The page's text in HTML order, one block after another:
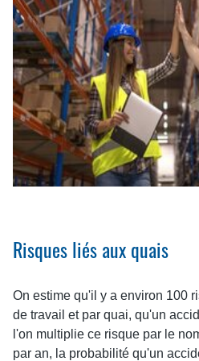
Risques liés aux quais
On estime qu'il y a environ 100
de travail et par quai, qu'un
l'on multiplie ce risque par le
par an, la probabilité qu'un